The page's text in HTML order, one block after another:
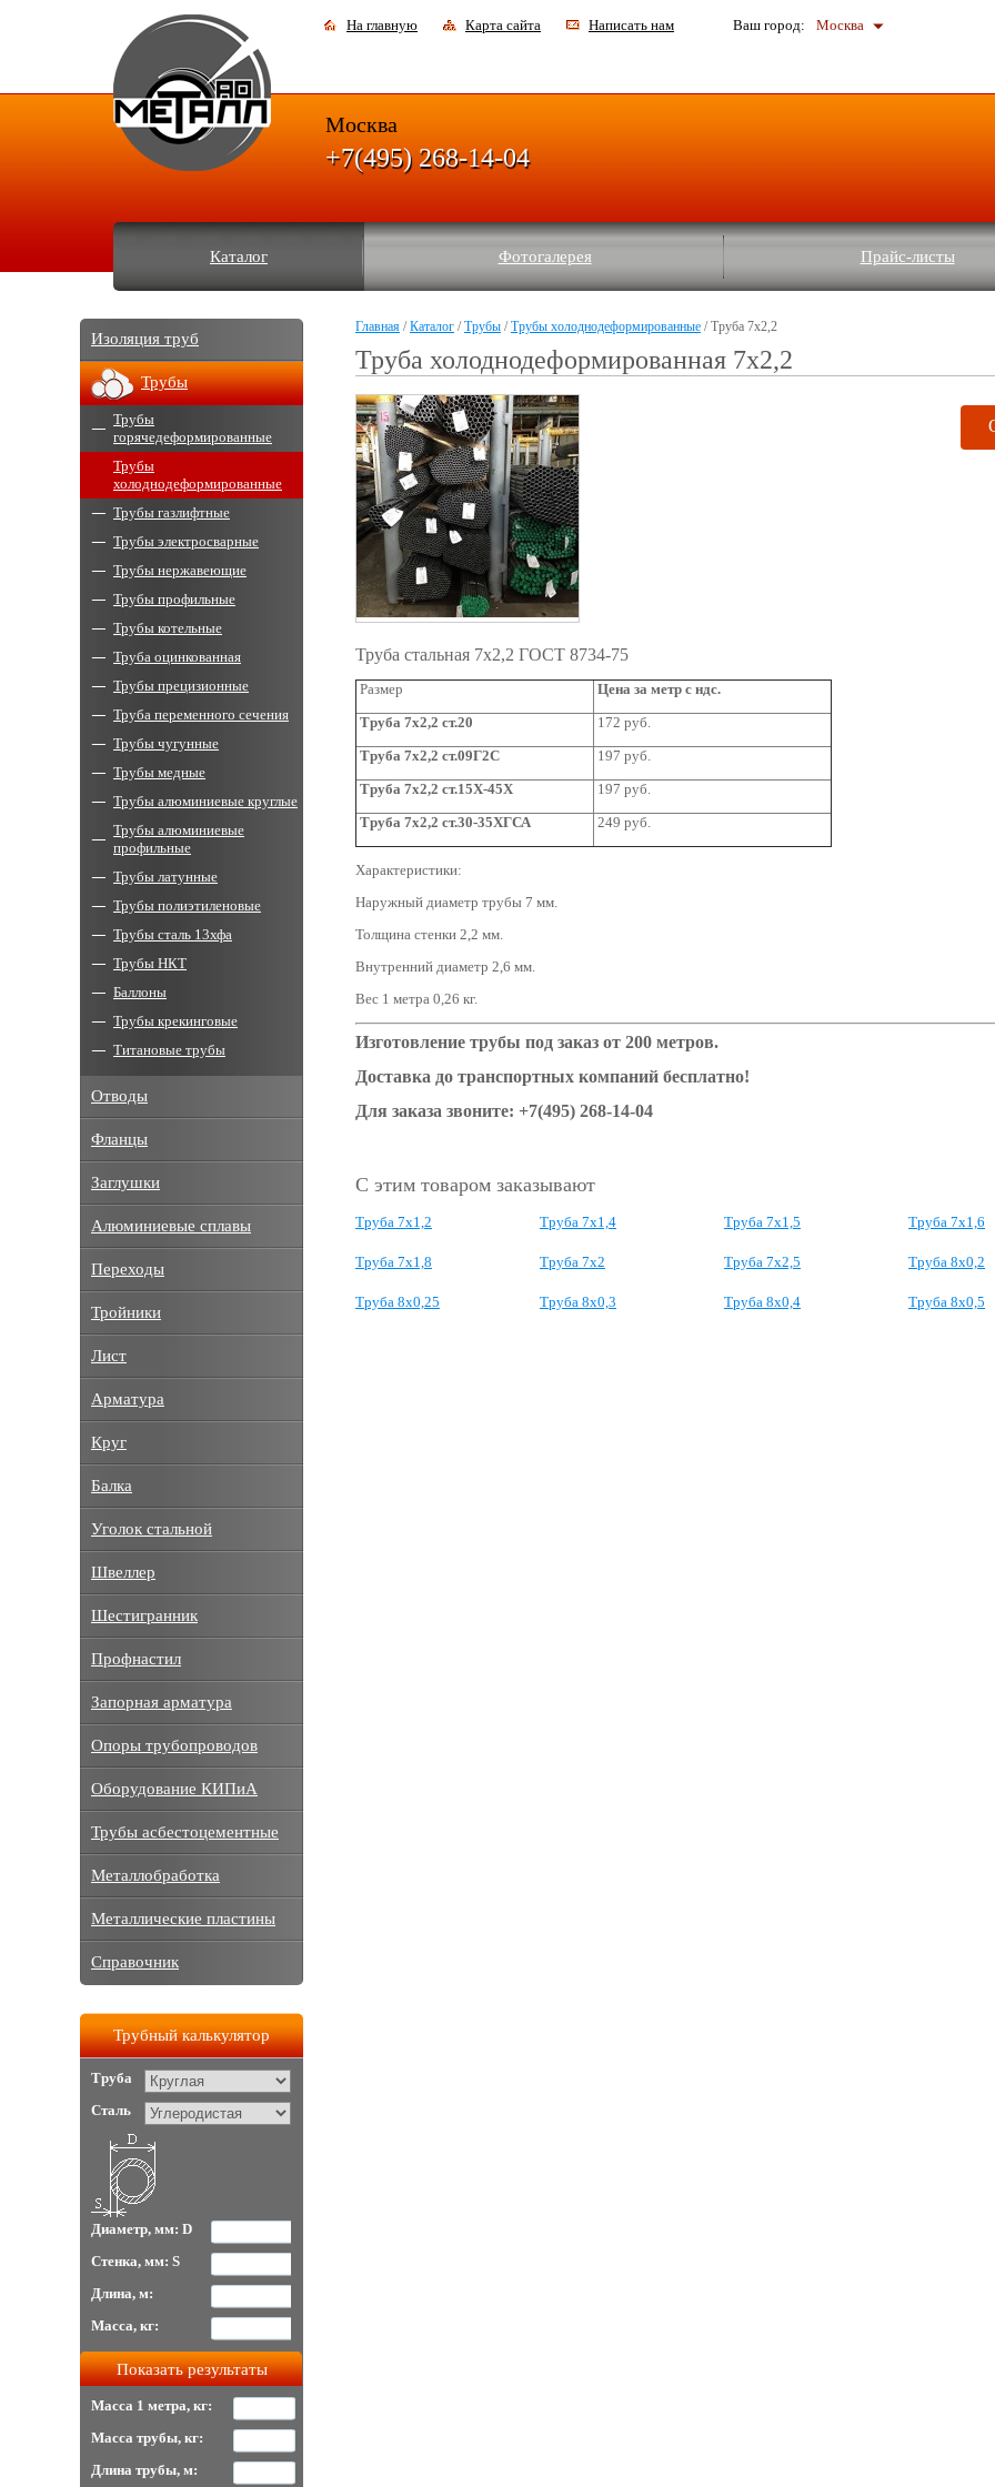
На главную Карта сайта Написать нам Ваш город: Москва
Каталог Фотогалерея Прайс-листы
Москва
+7(495) 268-14-04
Главная /Каталог /Трубы /Трубы холоднодеформированные / Труба 7х2,2
Труба холоднодеформированная 7х2,2
Труба стальная 7х2,2 ГОСТ 8734-75
Размер
Цена за метр с ндс.
Труба 7х2,2 ст.20
172 руб.
Труба 7х2,2 ст.09Г2С
197 руб.
Труба 7х2,2 ст.15Х-45Х
197 руб.
Труба 7х2,2 ст.30-35ХГСА
249 руб.
Характеристики:
Наружный диаметр трубы 7 мм.
Толщина стенки 2,2 мм.
Внутренний диаметр 2,6 мм.
Вес 1 метра 0,26 кг.
Изготовление трубы под заказ от 200 метров.
Доставка до транспортных компаний бесплатно!
Для заказа звоните: +7(495) 268-14-04
С этим товаром заказывают
Труба 7х1,2 Труба 7х1,4 Труба 7х1,5 Труба 7х1,6
Труба 7х1,8 Труба 7х2 Труба 7х2,5 Труба 8х0,2
Труба 8х0,25 Труба 8х0,3 Труба 8х0,4 Труба 8х0,5
Изоляция труб
Трубы
Трубы
горячедеформированные
Трубы
холоднодеформированные
Трубы газлифтные
Трубы электросварные
Трубы нержавеющие
Трубы профильные
Трубы котельные
Труба оцинкованная
Трубы прецизионные
Труба переменного сечения
Трубы чугунные
Трубы медные
Трубы алюминиевые круглые
Трубы алюминиевые
профильные
Трубы латунные
Трубы полиэтиленовые
Трубы сталь 13хфа
Трубы НКТ
Баллоны
Трубы крекинговые
Титановые трубы
Отводы
Фланцы
Заглушки
Алюминиевые сплавы
Переходы
Тройники
Лист
Арматура
Круг
Балка
Уголок стальной
Швеллер
Шестигранник
Профнастил
Запорная арматура
Опоры трубопроводов
Оборудование КИПиА
Трубы асбестоцементные
Металлобработка
Металлические пластины
Справочник
Трубный калькулятор
Труба
Сталь
Диаметр, мм: D
Стенка, мм: S
Длина, м:
Масса, кг:
Масса 1 метра, кг:
Масса трубы, кг:
Длина трубы, м: